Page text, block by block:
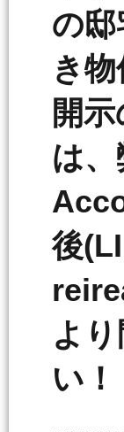
の邸
き
開
は
後
よ
い